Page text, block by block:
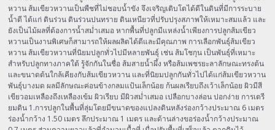
หวาน ส้มเขียวหวานเป็นพืชที่ไม่ชอบน้ำขัง จึงเจริญเติบโตได้ดีในดินที่มีการระบาย
น้ำดี ได้แก่ ดินร่วน ดินร่วนปนทราย ดินเหนียวที่ปรับปรุงสภาพให้เหมาะสมแล้ว และ
ยังเป็นไม้ผลที่ต้องการน้ำสม่ำเสมอ หากพื้นที่ปลูกมีแหล่งน้ำเพียงการปลูกส้มเขียว
หวานเป็นงานพิเศษก็สามารถให้ผลผลิตได้ดีและมีคุณภาพ การเลือกพันธุ์ส้มเขียว
หวาน ส้มเขียวหวานที่นิยมปลูกทั่วไปมีหลายพันธุ์ เช่น ส้มโชกุน เป็นพันธุ์ที่เหมาะ
สำหรับปลูกทางภาคใต้ รู้จักกันในชื่อ ส้มสายน้ำผึ้ง หรือส้มเพชรยะลาลักษณะทรงต้น
และขนาดต้นใกล้เคียงกับส้มเขียวหวาน และที่นิยมปลูกกันทั่วไปได้แก่ส้มเขียวหวาน
พันธุ์บางมด ผลมีลักษณะค่อนข้างกลมแป้นเล็กน้อย ก้นผลเรียบถึงเว้าเล็กน้อย ผิวมีสี
เขียวอมเหลืองถึงเหลืองเข้ม ผิวเรียบ มีผิวสม่ำเสมอ เปลือกบางล่อน ปอกง่าย การเตรี
ยมดิน 1.การปลูกในพื้นที่ลุ่มโดยมีขนาดของแปลงดินหลังร่องกว้างประมาณ 6 เมตร
ร่องน้ำกว้าง 1.50 เมตร ลึกประมาณ 1 เมตร และด้านล่างขอร่องน้ำกว้างประมาณ